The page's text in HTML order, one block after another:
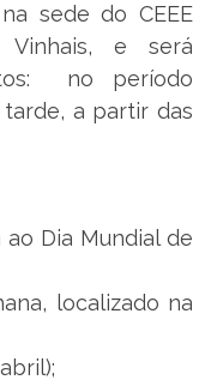
sede do CEEE
e será
no período
a partir das
ao Dia Mundial de
localizado na